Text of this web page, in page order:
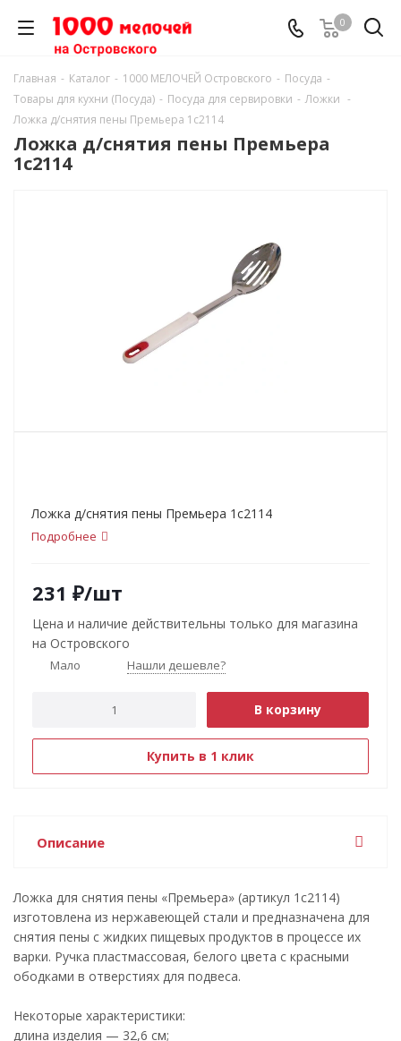
0
Главная - Каталог - 1000 МЕЛОЧЕЙ Островского - Посуда -
Товары для кухни (Посуда) - Посуда для сервировки - Ложки -
Ложка д/снятия пены Премьера 1с2114
Ложка д/снятия пены Премьера
1с2114
Ложка д/снятия пены Премьера 1с2114
Подробнее
231 ₽/шт
Цена и наличие действительны только для магазина
на Островского
Мало Нашли дешевле?
В корзину
Купить в 1 клик
Описание
Ложка для снятия пены «Премьера» (артикул 1с2114)
изготовлена из нержавеющей стали и предназначена для
снятия пены с жидких пищевых продуктов в процессе их
варки. Ручка пластмассовая, белого цвета с красными
ободками в отверстиях для подвеса.
Некоторые характеристики:
длина изделия — 32,6 см;